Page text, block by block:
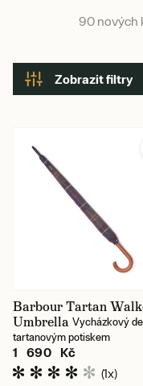
90 nových
Zobrazit filtry
Značka
Typ produktu
Barbour Tartan
Umbrella Vycházkový
tartanovým potiskem
1 690 Kč
(1x)